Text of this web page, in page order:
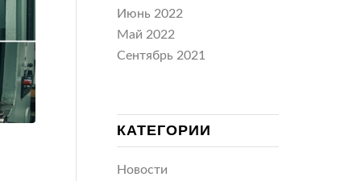
Июнь 2022
Май 2022
Сентябрь 2021
КАТЕГОРИИ
Новости